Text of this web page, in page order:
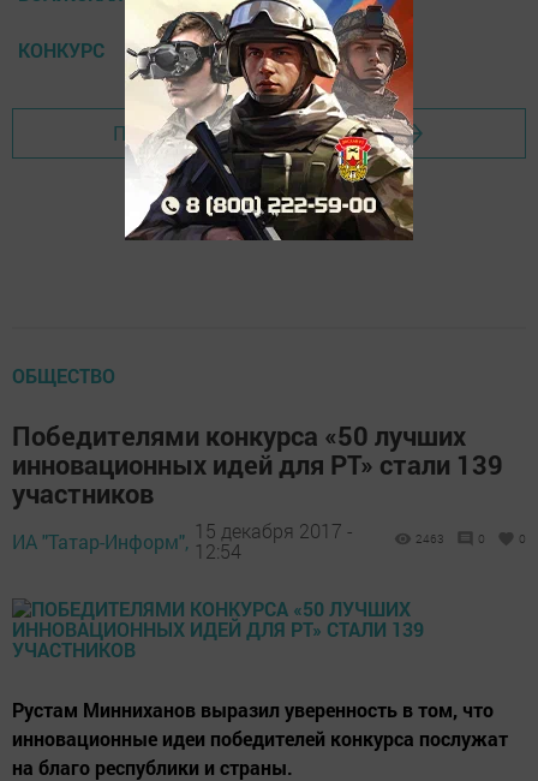
КОНКУРС
Перейти на страницу новости
ОБЩЕСТВО
Победителями конкурса «50 лучших
инновационных идей для РТ» стали 139
участников
ИА "Татар-Информ", 15 декабря 2017 -
12:54
2463 0 0
Рустам Минниханов выразил уверенность в том, что
инновационные идеи победителей конкурса послужат
на благо республики и страны.